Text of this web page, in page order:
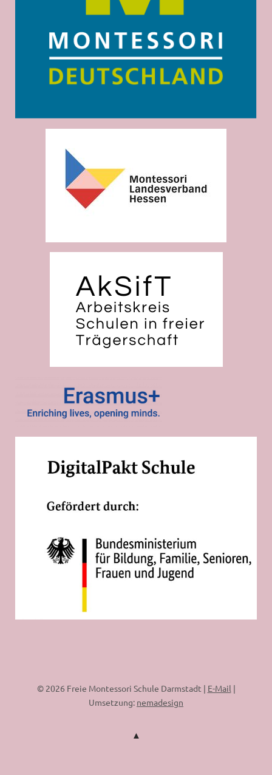
© 2026 Freie Montessori Schule Darmstadt | E-Mail |
Umsetzung: nemadesign